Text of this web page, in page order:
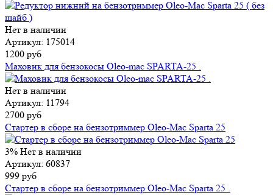
Нет в наличии
Артикул: 175014
1200 руб
Маховик для бензокосы Oleo-mac SPARTA-25 .
Нет в наличии
Артикул: 11794
2700 руб
Стартер в сборе на бензотриммер Oleo-Mac Sparta 25
3% Нет в наличии
Артикул: 60837
999 руб
Стартер в сборе на бензотриммер Oleo-Mac Sparta 25 .